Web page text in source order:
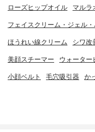
ローズヒップオイル マルラ
フェイスクリーム・ジェル
ほうれい線クリーム シワ改
美顔スチーマー ウォーター
小顔ベルト 毛穴吸引器 か